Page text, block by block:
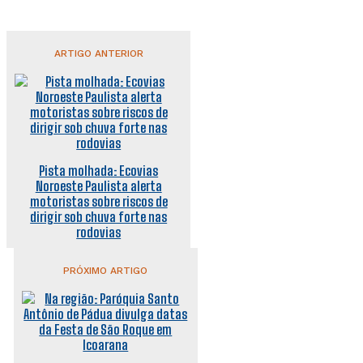
ARTIGO ANTERIOR
Pista molhada: Ecovias
Noroeste Paulista alerta
motoristas sobre riscos de
dirigir sob chuva forte nas
rodovias
PRÓXIMO ARTIGO